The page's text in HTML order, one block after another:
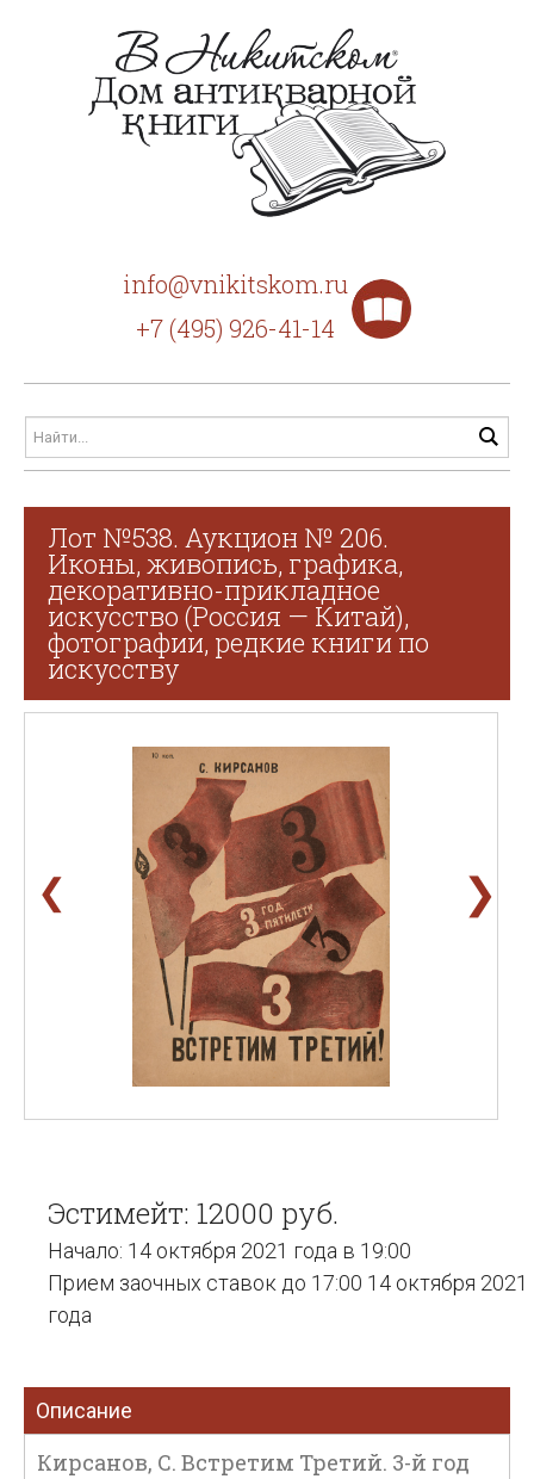
info@vnikitskom.ru
+7 (495) 926-41-14
Лот №538. Аукцион № 206.
Иконы, живопись, графика,
декоративно-прикладное
искусство (Россия — Китай),
фотографии, редкие книги по
искусству
❮ ❯
Эстимейт: 12000 руб.
Начало: 14 октября 2021 года в 19:00
Прием заочных ставок до 17:00 14 октября 2021
года
Описание
Кирсанов, С. Встретим Третий. 3-й год